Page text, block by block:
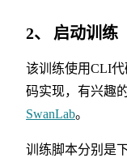
2、 启动训练
该训练使用CLI代
码实现，有兴趣
SwanLab。
训练脚本分别是